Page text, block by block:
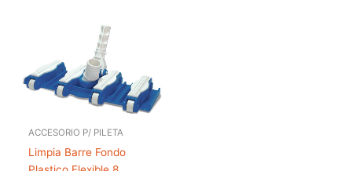
ACCESORIO P/ PILETA
Limpia Barre Fondo